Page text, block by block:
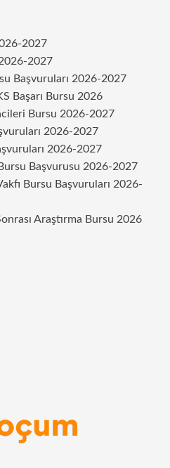
2027
2027
Başvuruları 2026-2027
Başarı Bursu 2026
Bursu 2026-2027
2026-2027
2026-2027
Başvurusu 2026-2027
Bursu Başvuruları 2026-
Araştırma Bursu 2026